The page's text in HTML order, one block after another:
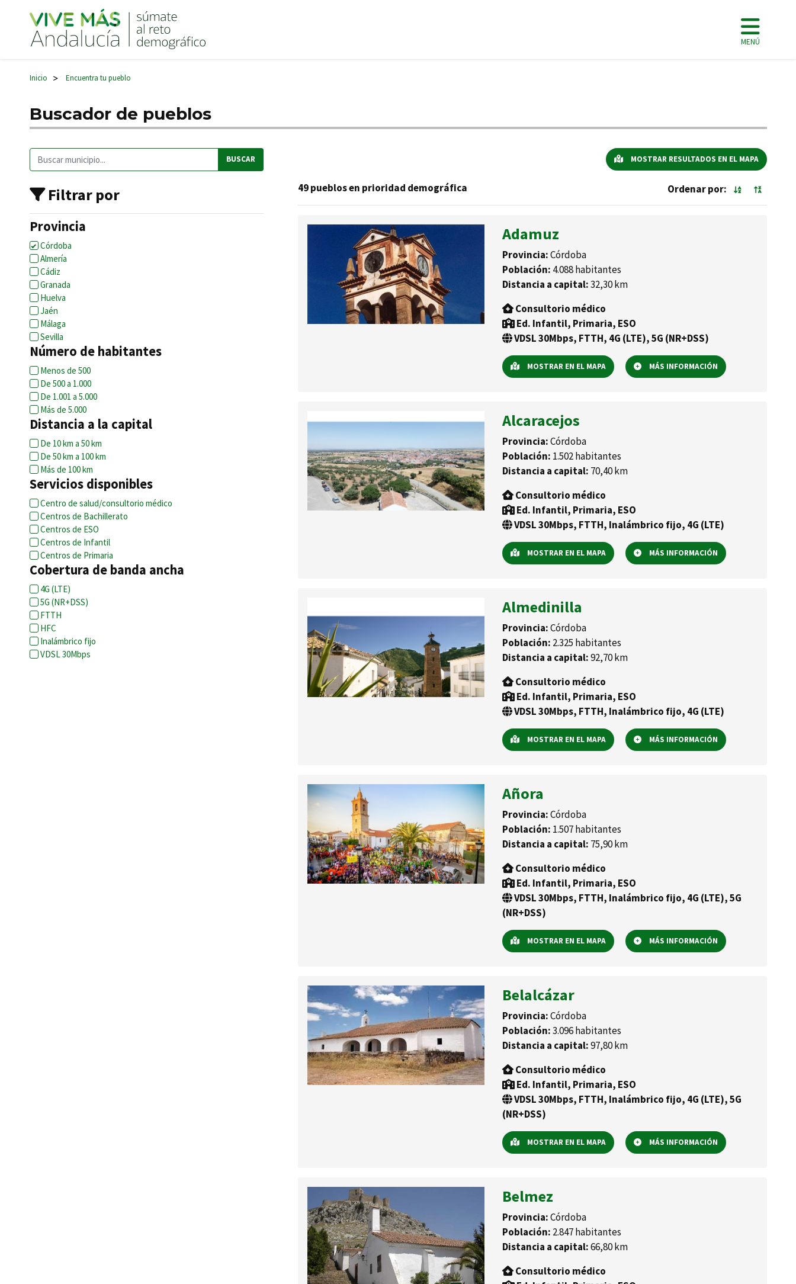
Navegación principal MENÚ
Inicio > Encuentra tu pueblo
Buscador de pueblos
Buscar:
Filtrar por
Provincia
Córdoba
Almería
Cádiz
Granada
Huelva
Jaén
Málaga
Sevilla
Número de habitantes
Menos de 500
De 500 a 1.000
De 1.001 a 5.000
Más de 5.000
Distancia a la capital
De 10 km a 50 km
De 50 km a 100 km
Más de 100 km
Servicios disponibles
Centro de salud/consultorio médico
Centros de Bachillerato
Centros de ESO
Centros de Infantil
Centros de Primaria
Cobertura de banda ancha
4G (LTE)
5G (NR+DSS)
FTTH
HFC
Inalámbrico fijo
VDSL 30Mbps
MOSTRAR RESULTADOS EN EL MAPA
49 pueblos en prioridad demográfica Ordenar por:
Adamuz
Provincia:Córdoba
Población: 4.088 habitantes
Distancia a capital:32,30 km
Consultorio médico
Ed. Infantil, Primaria, ESO
VDSL 30Mbps, FTTH, 4G (LTE), 5G (NR+DSS)
MOSTRAR EN EL MAPA MÁS INFORMACIÓN
Alcaracejos
Provincia:Córdoba
Población: 1.502 habitantes
Distancia a capital: 70,40 km
Consultorio médico
Ed. Infantil, Primaria, ESO
VDSL 30Mbps, FTTH, Inalámbrico fijo, 4G (LTE)
MOSTRAR EN EL MAPA MÁS INFORMACIÓN
Almedinilla
Provincia:Córdoba
Población: 2.325 habitantes
Distancia a capital:92,70 km
Consultorio médico
Ed. Infantil, Primaria, ESO
VDSL 30Mbps, FTTH, Inalámbrico fijo, 4G (LTE)
MOSTRAR EN EL MAPA MÁS INFORMACIÓN
Añora
Provincia:Córdoba
Población: 1.507 habitantes
Distancia a capital: 75,90 km
Consultorio médico
Ed. Infantil, Primaria, ESO
VDSL 30Mbps, FTTH, Inalámbrico fijo, 4G (LTE), 5G
(NR+DSS)
MOSTRAR EN EL MAPA MÁS INFORMACIÓN
Belalcázar
Provincia:Córdoba
Población:3.096 habitantes
Distancia a capital:97,80 km
Consultorio médico
Ed. Infantil, Primaria, ESO
VDSL 30Mbps, FTTH, Inalámbrico fijo, 4G (LTE), 5G
(NR+DSS)
MOSTRAR EN EL MAPA MÁS INFORMACIÓN
Belmez
Provincia:Córdoba
Población: 2.847 habitantes
Distancia a capital:66,80 km
Consultorio médico